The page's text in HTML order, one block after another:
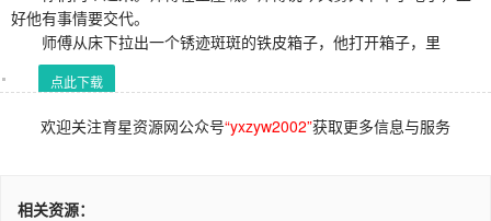
好他有事情要交代。
师傅从床下拉出一个锈迹斑斑的铁皮箱子，他打开箱子，里
点此下载
欢迎关注育星资源网公众号“yxzyw2002”获取更多信息与服务
相关资源：